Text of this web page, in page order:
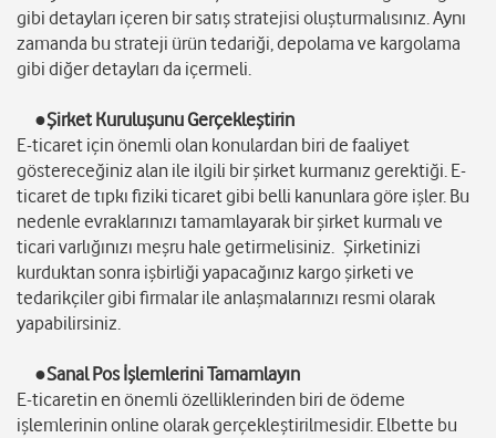
gibi detayları içeren bir satış stratejisi oluşturmalısınız. Aynı
zamanda bu strateji ürün tedariği, depolama ve kargolama
gibi diğer detayları da içermeli.
●Şirket Kuruluşunu Gerçekleştirin
E-ticaret için önemli olan konulardan biri de faaliyet
göstereceğiniz alan ile ilgili bir şirket kurmanız gerektiği. E-
ticaret de tıpkı fiziki ticaret gibi belli kanunlara göre işler. Bu
nedenle evraklarınızı tamamlayarak bir şirket kurmalı ve
ticari varlığınızı meşru hale getirmelisiniz. Şirketinizi
kurduktan sonra işbirliği yapacağınız kargo şirketi ve
tedarikçiler gibi firmalar ile anlaşmalarınızı resmi olarak
yapabilirsiniz.
●Sanal Pos İşlemlerini Tamamlayın
E-ticaretin en önemli özelliklerinden biri de ödeme
işlemlerinin online olarak gerçekleştirilmesidir. Elbette bu